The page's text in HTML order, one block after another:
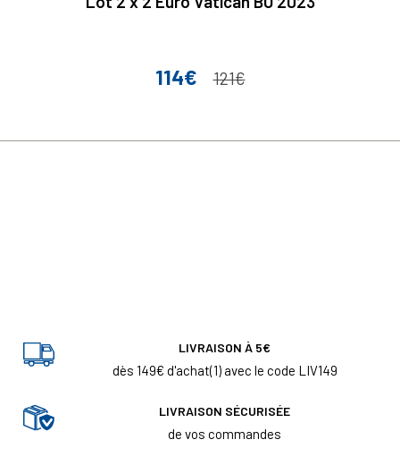
Prix
114€ Prix de base
121€
LIVRAISON À 5€
dès 149€ d'achat(1) avec le code LIV149
LIVRAISON SÉCURISÉE
de vos commandes